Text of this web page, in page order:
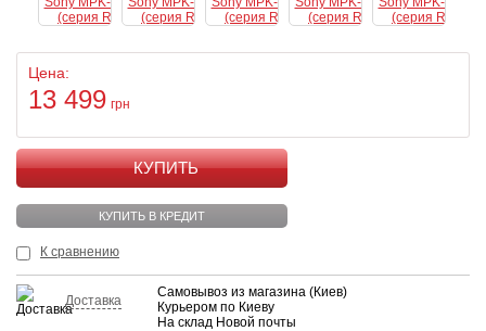
Цена:
13 499 грн
КУПИТЬ
КУПИТЬ В КРЕДИТ
К сравнению
Доставка
Самовывоз из магазина (Киев)
Курьером по Киеву
На склад Новой почты